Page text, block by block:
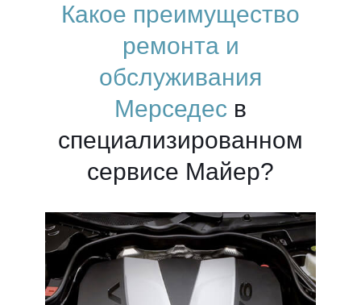
Какое преимущество
ремонта и
обслуживания
Мерседес в
специализированном
сервисе Майер?